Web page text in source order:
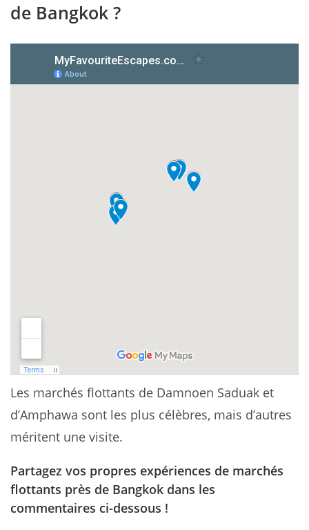
de Bangkok ?
Les marchés flottants de Damnoen Saduak et
d’Amphawa sont les plus célèbres, mais d’autres
méritent une visite.
Partagez vos propres expériences de marchés
flottants près de Bangkok dans les
commentaires ci-dessous !